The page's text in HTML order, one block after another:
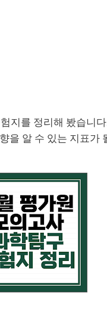
지를 정리해 봤습니
을 알 수 있는 지표가